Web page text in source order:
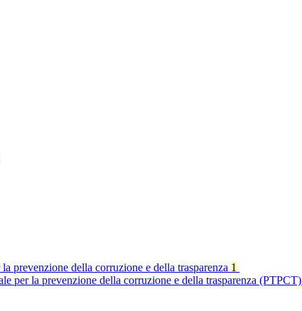
prevenzione della corruzione e della trasparenza 1
per la prevenzione della corruzione e della trasparenza (PTPCT)